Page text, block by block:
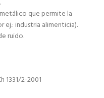
que permite la
industria alimenticia).
ruido.
1331/2-2001